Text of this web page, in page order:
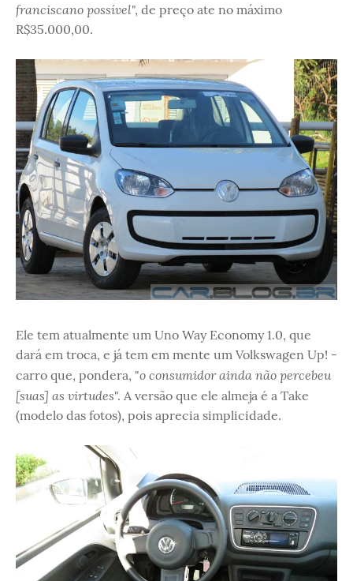
franciscano possível", de preço ate no máximo
R$35.000,00.
Ele tem atualmente um Uno Way Economy 1.0, que
dará em troca, e já tem em mente um Volkswagen Up! -
carro que, pondera, "o consumidor ainda não percebeu
[suas] as virtudes". A versão que ele almeja é a Take
(modelo das fotos), pois aprecia simplicidade.